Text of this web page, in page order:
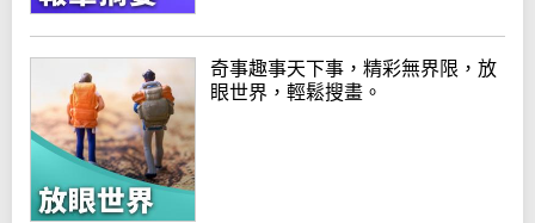
奇事趣事天下事，精彩無界限，放
眼世界，輕鬆搜畫。